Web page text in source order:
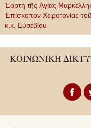
Ἑορτὴ τῆς Ἁγίας Μαρκέλλης
Ἐπίσκοπον Χειροτονίας
κ.κ. Εὐσεβίου
ΚΟΙΝΩΝΙΚΗ